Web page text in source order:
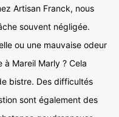
Artisan Franck, nous
souvent négligée.
ou une mauvaise odeur
Mareil Marly ? Cela
bistre. Des difficultés
sont également des